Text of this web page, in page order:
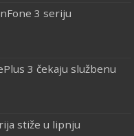
3 seriju
3 čekaju službenu
stiže u lipnju